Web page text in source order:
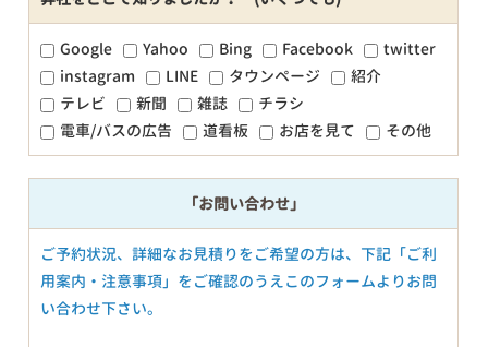
Google Yahoo Bing Facebook
twitter
instagram
LINE タウンページ
紹介
テレビ
新聞 雑誌
チラシ
電車/バスの広告
道看板 お店を見て その他
「お問い合わせ」
ご予約状況、詳細なお見積りをご希望の方は、下記「ご利
用案内・注意事項」をご確認のうえこのフォームよりお問
い合わせ下さい。